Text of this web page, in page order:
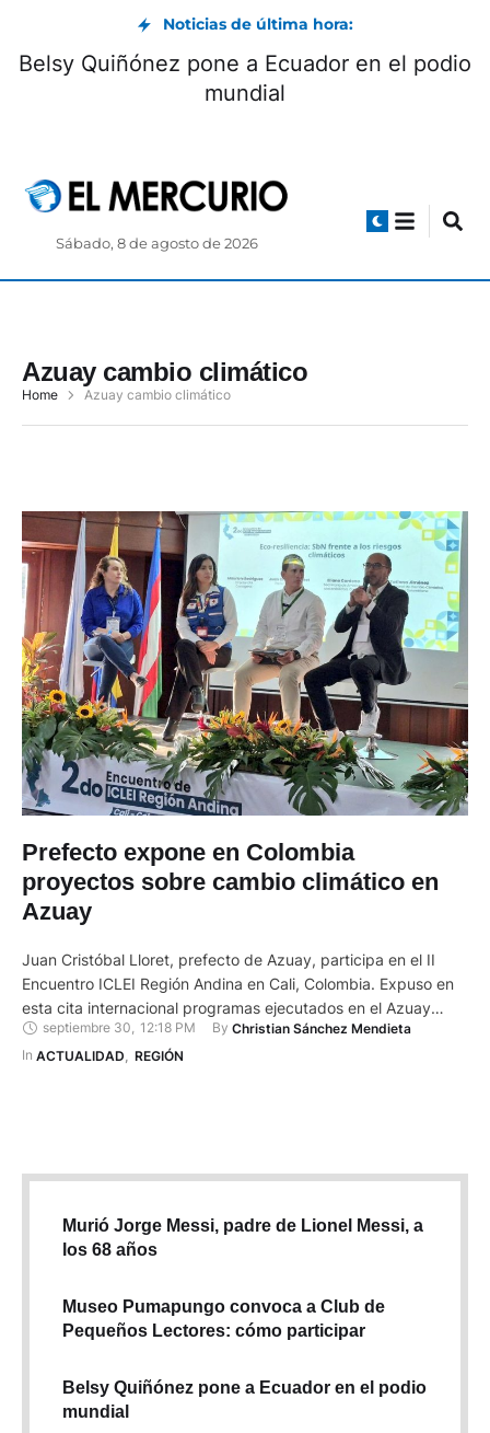
Noticias de última hora:
Belsy Quiñónez pone a Ecuador en el podio
mundial
Sábado, 8 de agosto de 2026
Azuay cambio climático
Home Azuay cambio climático
Prefecto expone en Colombia
proyectos sobre cambio climático en
Azuay
Juan Cristóbal Lloret, prefecto de Azuay, participa en el II
Encuentro ICLEI Región Andina en Cali, Colombia. Expuso en
esta cita internacional programas ejecutados en el Azuay
frente al cambio climático. Por ejemplo, Lloret se refirió al plan
Un Millón de Árboles para Azuay. Esta es una iniciativa de
septiembre 30, 12:18 PM By Christian Sánchez Mendieta
In ACTUALIDAD REGIÓN
Murió Jorge Messi, padre de Lionel Messi, a
los 68 años
Museo Pumapungo convoca a Club de
Pequeños Lectores: cómo participar
Belsy Quiñónez pone a Ecuador en el podio
mundial